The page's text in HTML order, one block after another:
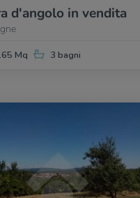
d'angolo in vendita
Mq 3 bagni